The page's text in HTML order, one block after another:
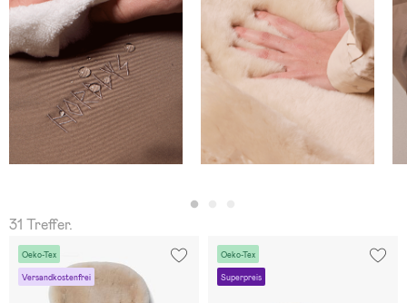
31 Treffer.
Oeko-Tex
Versandkostenfrei
Oeko-Tex
Superpreis